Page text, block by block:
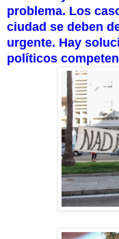
problema. Los
ciudad se deben
urgente. Hay
políticos